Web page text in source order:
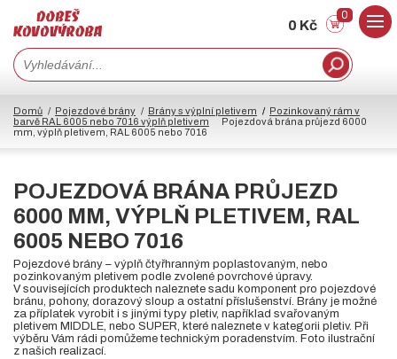
0 Kč
0
Domů Pojezdové brány Brány s výplní pletivem
Pozinkovaný rám v
barvě RAL 6005 nebo 7016 výplň pletivem
Pojezdová brána průjezd 6000
mm, výplň pletivem, RAL 6005 nebo 7016
POJEZDOVÁ BRÁNA PRŮJEZD
6000 MM, VÝPLŇ PLETIVEM, RAL
6005 NEBO 7016
Pojezdové brány – výplň čtyřhranným poplastovaným, nebo
pozinkovaným pletivem podle zvolené povrchové úpravy.
V souvisejících produktech naleznete sadu komponent pro pojezdové
bránu, pohony, dorazový sloup a ostatní příslušenství. Brány je možné
za příplatek vyrobit i s jinými typy pletiv, například svařovaným
pletivem MIDDLE, nebo SUPER, které naleznete v kategorii pletiv. Při
výběru Vám rádi pomůžeme technickým poradenstvím. Foto ilustrační
z našich realizací.